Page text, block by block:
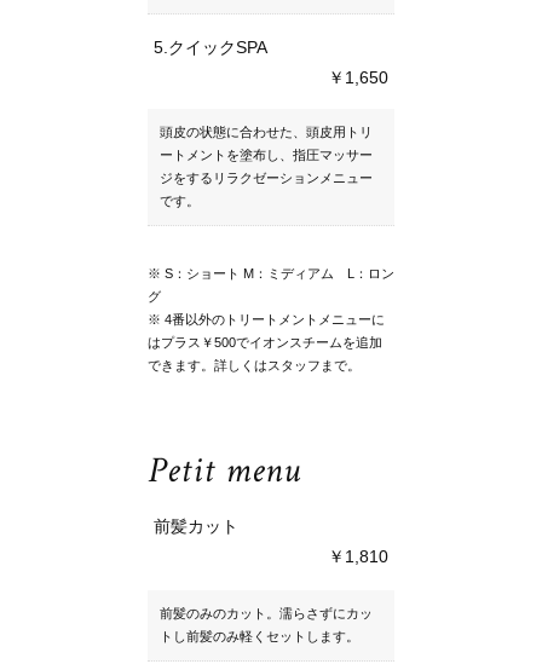
5.クイックSPA
￥1,650
頭皮の状態に合わせた、頭皮用トリ
ートメントを塗布し、指圧マッサー
ジをするリラクゼーションメニュー
です。
※ S：ショート M：ミディアム L：ロン
グ
※ 4番以外のトリートメントメニューに
はプラス￥500でイオンスチームを追加
できます。詳しくはスタッフまで。
Petit menu
前髪カット
￥1,810
前髪のみのカット。濡らさずにカッ
トし前髪のみ軽くセットします。